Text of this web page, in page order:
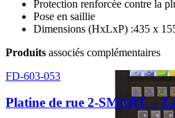
Protection renforcée contre la
Pose en saillie
Dimensions (HxLxP) :435 x
Produits associés complémentaires
FD-603-053
Platine de rue 2-SMART –